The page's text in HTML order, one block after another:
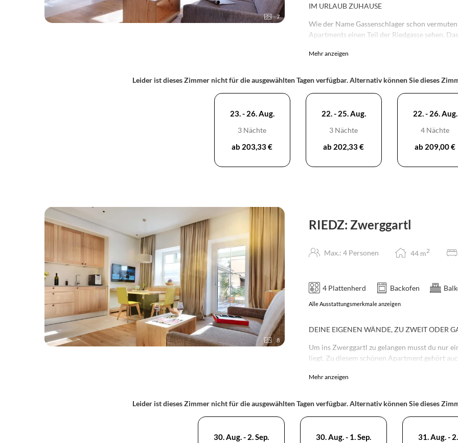
7
IM URLAUB ZUHAUSE
Wie der Name Gassenschlager schon
Apartments einen Teil der Riedgasse sehen.
auch sehr bei der Namensgebung unseres
zwei Einzelbetten umwandeln. Unter dem
so kann es als zweites Doppelbett verwendet
Mehr anzeigen
Leider ist dieses Zimmer nicht für die ausgewählten Tagen verfügbar. Alternativ können Sie dieses
23. - 26. Aug.
3 Nächte
ab 203,33 €
22. - 25. Aug.
3 Nächte
ab 202,33 €
22. - 26. Aug.
4 Nächte
ab 209,00 €
8
RIEDZ: Zwerggartl
Max.: 4 Personen 44 m2
4 Plattenherd Backofen
Alle Ausstattungsmerkmale anzeigen
DEINE EIGENEN WÄNDE, ZU ZWEIT ODER
Um ins Zwerggartl zu gelangen musst du nur
liegt. Zu diesem schönen Apartment gehört
zweites Doppelbett verwendet werden, wenn
Mehr anzeigen
Leider ist dieses Zimmer nicht für die ausgewählten Tagen verfügbar. Alternativ können Sie dieses
30. Aug. - 2. Sep. 30. Aug. - 1. Sep. 31. Aug. -